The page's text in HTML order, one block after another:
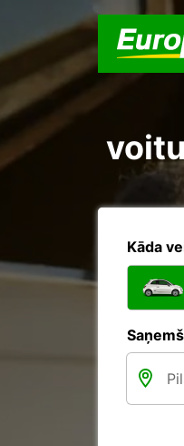
Kāda